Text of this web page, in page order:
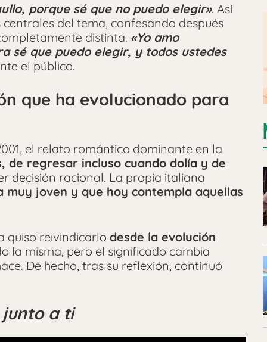
porque sé que no puedo elegir». Así
del tema, confesando después
distinta. «Yo amo
sé que puedo elegir, y todos ustedes
el público.
que ha evolucionado para
el relato romántico dominante en la
de regresar incluso cuando dolía y de
decisión racional. La propia italiana
muy joven y que hoy contempla aquellas
quiso reivindicarlo desde la evolución
la misma, pero el significado cambia
De hecho, tras su reflexión, continuó
a ti